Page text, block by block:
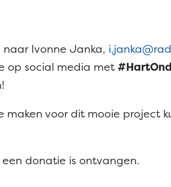
naar Ivonne Janka,
op social media met
maken voor dit mooie project
donatie is ontvangen.